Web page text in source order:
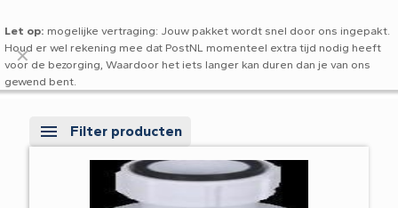
Let op: mogelijke vertraging: Jouw pakket wordt snel door ons ingepakt.
Houd er wel rekening mee dat PostNL momenteel extra tijd nodig heeft
voor de bezorging, Waardoor het iets langer kan duren dan je van ons
gewend bent.
✕
Filter producten